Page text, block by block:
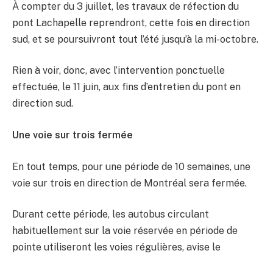
À compter du 3 juillet, les travaux de réfection du
pont Lachapelle reprendront, cette fois en direction
sud, et se poursuivront tout l’été jusqu’à la mi-octobre.
Rien à voir, donc, avec l’intervention ponctuelle
effectuée, le 11 juin, aux fins d’entretien du pont en
direction sud.
Une voie sur trois fermée
En tout temps, pour une période de 10 semaines, une
voie sur trois en direction de Montréal sera fermée.
Durant cette période, les autobus circulant
habituellement sur la voie réservée en période de
pointe utiliseront les voies régulières, avise le